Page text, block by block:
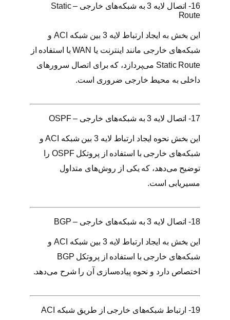
16- اتصال لایه 3 به شبکه‌های خارجی – Static
Route
این بخش به ایجاد ارتباط لایه 3 بین شبکه ACI و
شبکه‌های خارجی مانند اینترنت یا WAN با استفاده از
Static Route می‌پردازد، که برای اتصال سرورهای
داخلی به محیط خارجی ضروری است.
17- اتصال لایه 3 به شبکه‌های خارجی – OSPF
این بخش نحوه ایجاد ارتباط لایه 3 بین شبکه ACI و
شبکه‌های خارجی با استفاده از پروتکل OSPF را
توضیح می‌دهد، که یکی از روش‌های متداول
مسیریابی است.
18- اتصال لایه 3 به شبکه‌های خارجی – BGP
این بخش به ایجاد ارتباط لایه 3 بین شبکه ACI و
شبکه‌های خارجی با استفاده از پروتکل BGP
اختصاص دارد و نحوه پیاده‌سازی آن را شرح می‌دهد.
19- ارتباط شبکه‌های خارجی از طریق شبکه ACI